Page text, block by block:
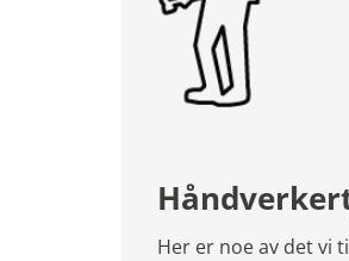
Her er noe av det vi